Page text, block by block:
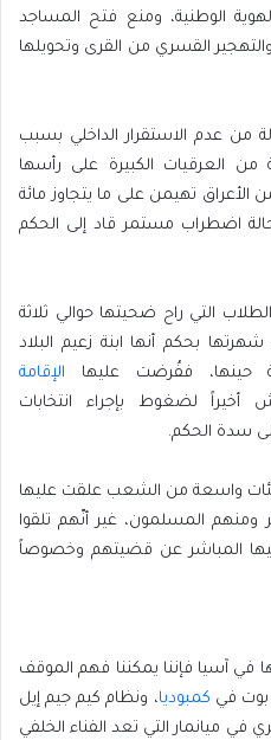
الوطنية، ومنع فتح المساجد
القسري من القرى وتحويلها
من عدم الاستقرار الداخلي بسبب
من العرقيات الكبيرة على رأسها
الأعراق تهيمن على ما يتجاوز مائة
اضطراب مستمر قاد إلى الحكم
الوضع عام 1988 بثورة الطلاب التي راح ضحيتها حوالي ثلاثة
بحكم أنها ابنة زعيم البلاد
حينها، ففُرضت عليها الإقامة
لضغوط بإجراء انتخابات
سدة الحكم.
واسعة من الشعب علقت عليها
ومنهم المسلمون، غير أنّهم تلقوا
المباشر عن قضيتهم وخصوصاً
في آسيا فإننا يمكننا فهم الموقف
بوت في كمبوديا، ونظام كيم جيم إيل
في ميانمار التي تعد الفناء الخلفي